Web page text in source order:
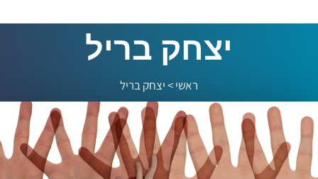
יצחק בריל
ראשי>יצחק בריל